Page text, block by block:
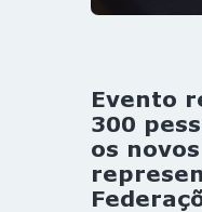
Evento
300
os novos